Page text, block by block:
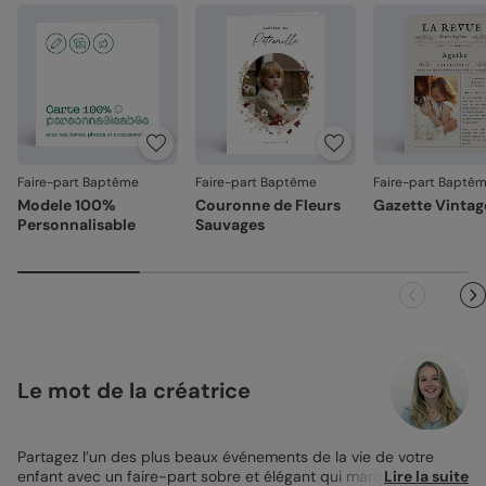
Un papier de qualité :
• Création : papier haute qualité texturé et épais, type
Référence : 12201
emballage adapté, pour un résultat intact à l'ouverture.
Votre satisfaction, notre priorité.
Si vous constatez le moindre souci lié à l'impression, au
façonnage ou à l’acheminement, contactez-nous dans les
30 jours. Nous nous occupons de tout et relançons une
impression si nécessaire.
En revanche, si le point concerne la personnalisation que
vous avez validée (texte, photo, mise en page), le produit
ne pourra pas être repris.
Faire-part Baptême
Modele 100%
Personnalisable
Faire-part Baptême
Couronne de Fleurs
Sauvages
Faire-part
Gazette
Le mot de la créatrice
Partagez l’un des plus beaux événements de la vie de votre
enfant avec un faire-part sobre et élégant qui marquera à coup
Lire la suite